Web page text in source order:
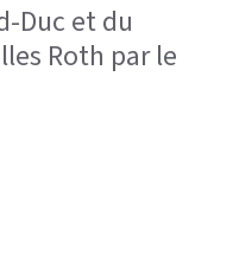
Duc et du
Roth par le